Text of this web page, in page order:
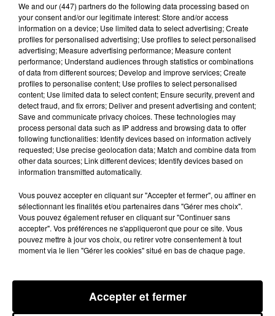
Lecture (2 min 26 sec)
100%
100% Radio les infos du Lot
14 août 2024 - 2 min 26 sec
LES INFOS DU LOT DU 14/08/2024 À 11H00
14/08/2024
We and our (447) partnersdo the following data processing based on
your consent and/or our legitimate interest: Store and/or access
information on a device; Use limited data to select advertising; Create
profiles for personalised advertising; Use profiles to select personalised
advertising; Measure advertising performance; Measure content
performance; Understand audiences through statistics or combinations
of data from different sources; Develop and improve services; Create
profiles to personalise content; Use profiles to select personalised
content; Use limited data to select content; Ensure security, prevent and
detect fraud, and fix errors; Deliver and present advertising and content;
Save and communicate privacy choices. These technologies may
process personal data such as IP address and browsing data to offer
following functionalities: Identify devices based on information actively
requested; Use precise geolocation data; Match and combine data from
other data sources; Link different devices; Identify devices based on
information transmitted automatically.
Vous pouvez accepter en cliquant sur "Accepter et fermer", ou affiner en
sélectionnant les finalités et/ou partenaires dans "Gérer mes choix".
Vous pouvez également refuser en cliquant sur "Continuer sans
accepter". Vos préférences ne s'appliqueront que pour ce site. Vous
pouvez mettre à jour vos choix, ou retirer votre consentement à tout
moment via le lien "Gérer les cookies" situé en bas de chaque page.
Accepter et fermer